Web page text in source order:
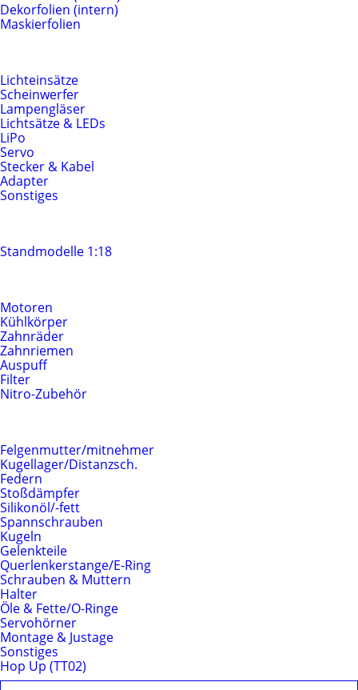
Dekorfolien (intern)
Maskierfolien
Lichteinsätze
Scheinwerfer
Lampengläser
Lichtsätze & LEDs
LiPo
Servo
Stecker & Kabel
Adapter
Sonstiges
Standmodelle 1:18
Motoren
Kühlkörper
Zahnräder
Zahnriemen
Auspuff
Filter
Nitro-Zubehör
Felgenmutter/mitnehmer
Kugellager/Distanzsch.
Federn
Stoßdämpfer
Silikonöl/-fett
Spannschrauben
Kugeln
Gelenkteile
Querlenkerstange/E-Ring
Schrauben & Muttern
Halter
Öle & Fette/O-Ringe
Servohörner
Montage & Justage
Sonstiges
Hop Up (TT02)